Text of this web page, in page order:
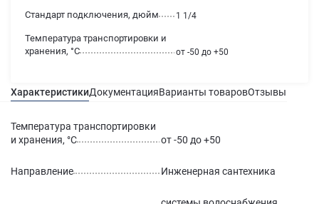
Температура транспортировки и
хранения, °С
от -50 до +50
Стандарт подключения, дюйм 1 1/4
ХарактеристикиДокументацияВарианты товаровОтзывы
Температура транспортировки
и хранения, °С
от -50 до +50
Направление Инженерная сантехника